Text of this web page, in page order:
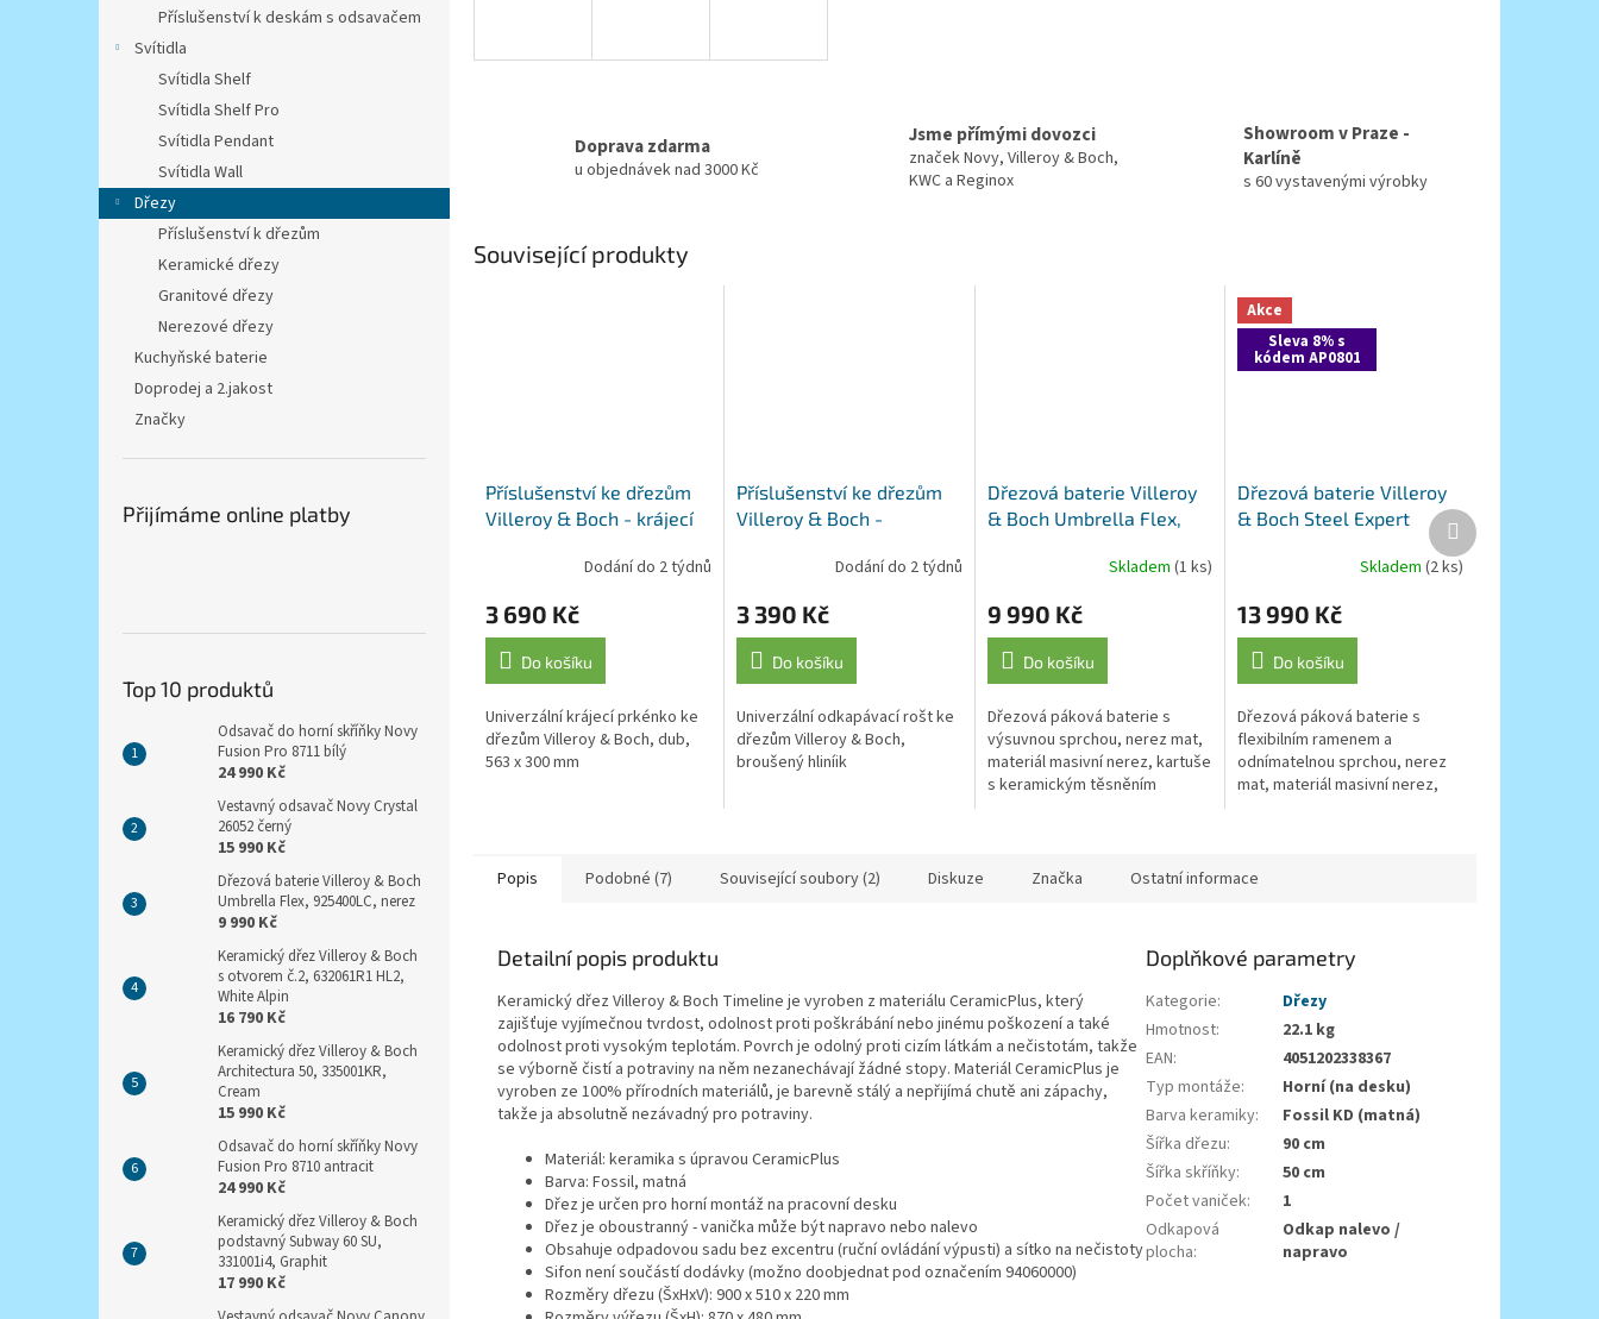
Příslušenství k deskám s odsavačem
Svítidla
Svítidla Shelf
Svítidla Shelf Pro
Svítidla Pendant
Svítidla Wall
Dřezy
Příslušenství k dřezům
Keramické dřezy
Granitové dřezy
Nerezové dřezy
Kuchyňské baterie
Doprodej a 2.jakost
Značky
Přijímáme online platby
Top 10 produktů
Odsavač do horní skříňky Novy
Fusion Pro 8711 bílý
24 990 Kč
Vestavný odsavač Novy Crystal
26052 černý
15 990 Kč
Dřezová baterie Villeroy & Boch
Umbrella Flex, 925400LC, nerez
9 990 Kč
Keramický dřez Villeroy & Boch
s otvorem č.2, 632061R1 HL2,
White Alpin
16 790 Kč
Keramický dřez Villeroy & Boch
Architectura 50, 335001KR,
Cream
15 990 Kč
Odsavač do horní skříňky Novy
Fusion Pro 8710 antracit
24 990 Kč
Keramický dřez Villeroy & Boch
podstavný Subway 60 SU,
331001i4, Graphit
17 990 Kč
M
Doprava zdarma
u objednávek nad 3000 Kč
Jsme přímými dovozci
značek Novy, Villeroy & Boch,
KWC a Reginox
Showroom v Praze -
Karlíně
s 60 vystavenými výrobky
Související produkty
Příslušenství ke dřezům
Villeroy & Boch - krájecí
Dodání do 2 týdnů
3 690 Kč
Do košíku
Univerzální krájecí prkénko ke
dřezům Villeroy & Boch, dub,
563 x 300 mm
Příslušenství ke dřezům
Villeroy & Boch -
9K130071, aluminium
Dodání do 2 týdnů
3 390 Kč
Do košíku
Univerzální odkapávací rošt ke
dřezům Villeroy & Boch,
broušený hliníik
Dřezová baterie Villeroy
& Boch Umbrella Flex,
Skladem(1 ks)
9 990 Kč
Do košíku
Dřezová páková baterie s
výsuvnou sprchou, nerez mat,
materiál masivní nerez, kartuše
s keramickým těsněním
Akce
Sleva 8% s
kódem AP0801
Dřezová baterie Villeroy
& Boch Steel Expert
Skladem (2 ks)
13 990 Kč
Do košíku
Dřezová páková baterie s
flexibilním ramenem a
odnímatelnou sprchou, nerez
mat, materiál masivní nerez,
Další
produkt
Popis Podobné (7) Související soubory (2) Diskuze Značka Ostatní informace
Detailní popis produktu
Keramický dřez Villeroy & Boch Timeline je vyroben z materiálu CeramicPlus, který
zajišťuje vyjímečnou tvrdost, odolnost proti poškrábání nebo jinému poškození a také
odolnost proti vysokým teplotám. Povrch je odolný proti cizím látkám a nečistotám, takže
se výborně čistí a potraviny na něm nezanechávají žádné stopy. Materiál CeramicPlus je
vyroben ze 100% přírodních materiálů, je barevně stálý a nepřijímá chutě ani zápachy,
takže ja absolutně nezávadný pro potraviny.
Materiál: keramika s úpravou CeramicPlus
Barva: Fossil, matná
Dřez je určen pro horní montáž na pracovní desku
Dřez je oboustranný - vanička může být napravo nebo nalevo
Obsahuje odpadovou sadu bez excentru (ruční ovládání výpusti) a sítko na nečistoty
Sifon není součástí dodávky (možno doobjednat pod označením 94060000)
Rozměry dřezu (ŠxHxV): 900 x 510 x 220 mm
Doplňkové parametry
Kategorie:
Dřezy
Hmotnost:
22.1 kg
EAN:
4051202338367
Typ montáže:
Horní (na desku)
Barva keramiky:
Fossil KD (matná)
Šířka dřezu:
90 cm
Šířka skříňky:
50 cm
Počet vaniček:
1
Odkapová
plocha:
Odkap nalevo /
napravo